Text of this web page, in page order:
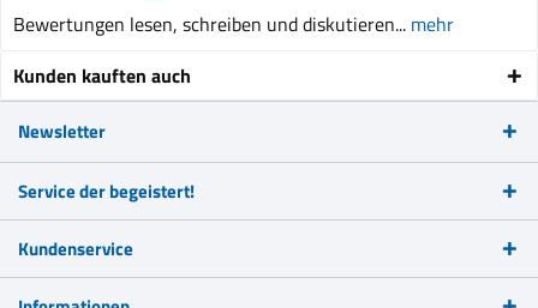
Bewertungen lesen, schreiben und diskutieren... mehr
Kunden kauften auch
Newsletter
Service der begeistert!
Kundenservice